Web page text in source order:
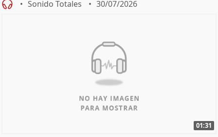
Sonido Totales 30/07/2026
01:31